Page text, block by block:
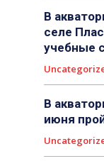
В
селе
учебные
В
июня